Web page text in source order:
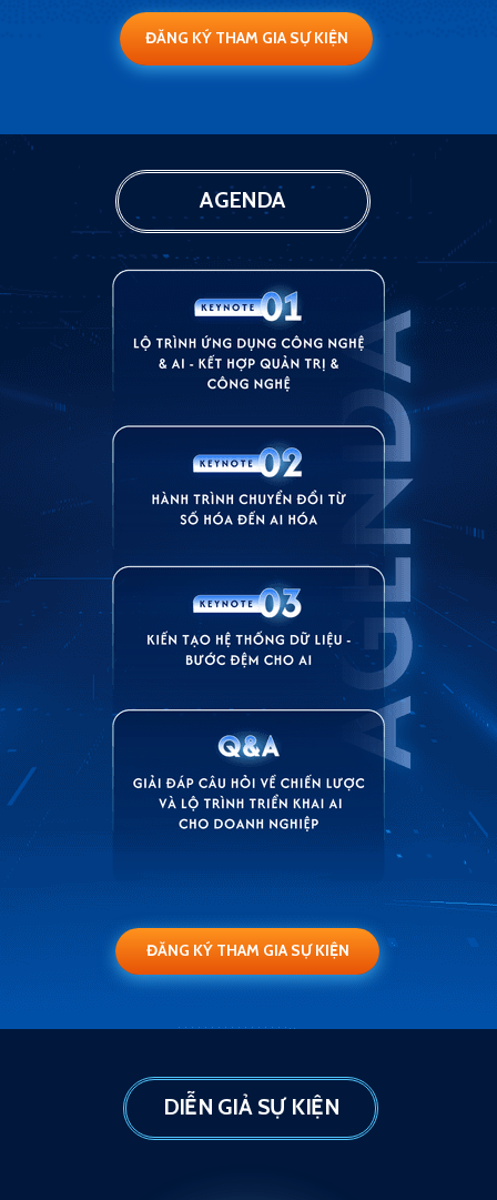
DIỄN GIẢ SỰ KIỆN
AGENDA
ĐĂNG KÝ THAM GIA SỰ KIỆN
ĐĂNG KÝ THAM GIA SỰ KIỆN